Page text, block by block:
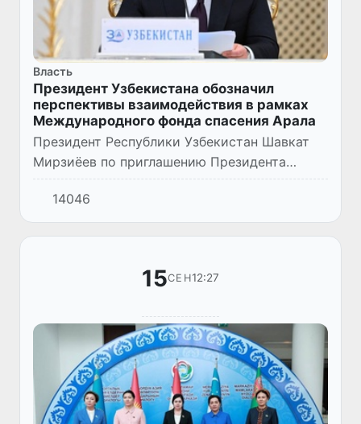
Власть
Президент Узбекистана обозначил
перспективы взаимодействия в рамках
Международного фонда спасения Арала
Президент Республики Узбекистан Шавкат
Мирзиёев по приглашению Президента
Республики Таджикистан Эмомали Рахмона
15 сентября принял участие в очередном
заседании Совета глав госуда...
14046
15СЕН12:27